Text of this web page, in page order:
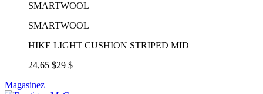
SMARTWOOL
HIKE LIGHT CUSHION STRIPED MID
24,65 $29 $
Magasinez